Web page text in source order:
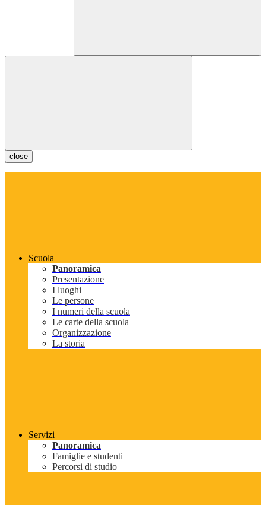
close
Scuola
Panoramica
Presentazione
I luoghi
Le persone
I numeri della scuola
Le carte della scuola
Organizzazione
La storia
Servizi
Panoramica
Famiglie e studenti
Percorsi di studio